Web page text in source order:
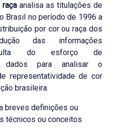
analisa as titulações de
Brasil no período de 1996 a
por cor ou raça dos
das informações
do esforço de
dados para analisar o
representatividade de cor
brasileira.
breves definições ou
técnicos ou conceitos